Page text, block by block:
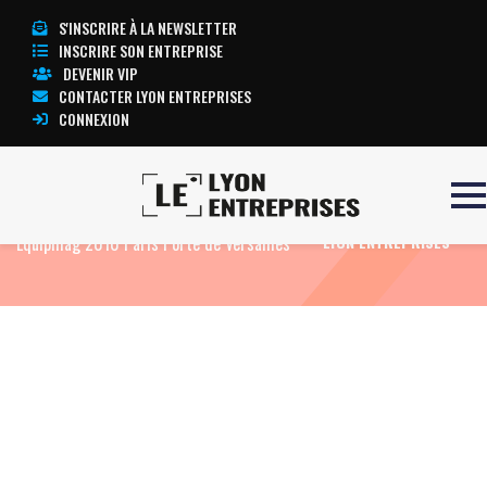
S'INSCRIRE À LA NEWSLETTER
INSCRIRE SON ENTREPRISE
DEVENIR VIP
CONTACTER LYON ENTREPRISES
CONNEXION
Agenda
Salon
Equipmag 2010 Paris Porte de Versailles
TOUTE L’ACTUALITÉ
LYON ENTREPRISES